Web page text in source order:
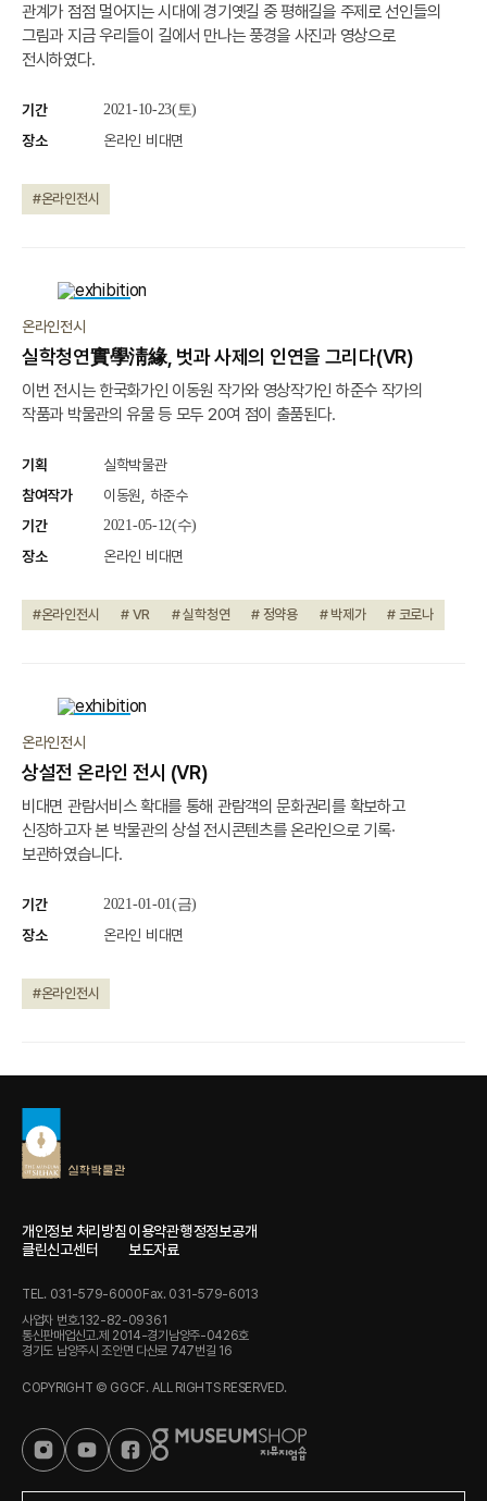
관계가 점점 멀어지는 시대에 경기옛길 중 평해길을 주제로 선인들의
그림과 지금 우리들이 길에서 만나는 풍경을 사진과 영상으로
전시하였다.
기간 2021-10-23(토)
장소 온라인 비대면
#온라인전시
온라인전시
실학청연實學淸緣, 벗과 사제의 인연을 그리다(VR)
이번 전시는 한국화가인 이동원 작가와 영상작가인 하준수 작가의
작품과 박물관의 유물 등 모두 20여 점이 출품된다.
기획
실학박물관
참여작가
이동원, 하준수
기간
2021-05-12(수)
장소 온라인 비대면
#온라인전시 # VR # 실학청연 # 정약용 # 박제가 # 코로나
온라인전시
상설전 온라인 전시 (VR)
비대면 관람서비스 확대를 통해 관람객의 문화권리를 확보하고
신장하고자 본 박물관의 상설 전시콘텐츠를 온라인으로 기록·
보관하였습니다.
기간 2021-01-01(금)
장소 온라인 비대면
#온라인전시
개인정보 처리방침 이용약관행정정보공개
클린신고센터
보도자료
TEL. 031-579-6000Fax. 031-579-6013
사업자 번호.132-82-09361
통신판매업신고.제 2014-경기남양주-0426호
경기도 남양주시 조안면 다산로 747번길 16
COPYRIGHT © GGCF. ALL RIGHTS RESERVED.